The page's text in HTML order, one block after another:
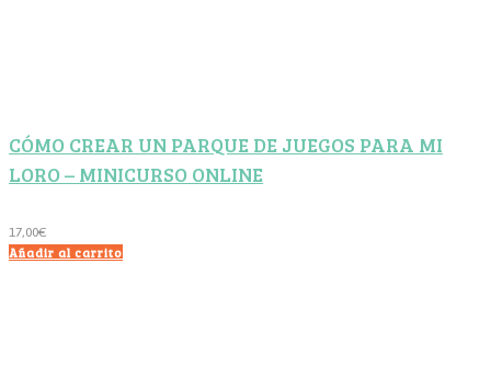
CÓMO CREAR UN PARQUE DE JUEGOS PARA MI
LORO – MINICURSO ONLINE
17,00€
Añadir al carrito